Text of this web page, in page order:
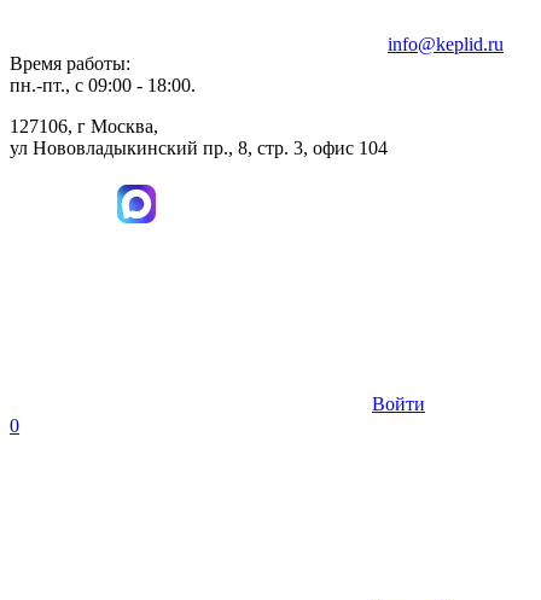
Время работы:
пн.-пт., с 09:00 - 18:00.
127106, г Москва,
ул Нововладыкинский пр., 8, стр. 3, офис 104
info@keplid.ru
Войти
0